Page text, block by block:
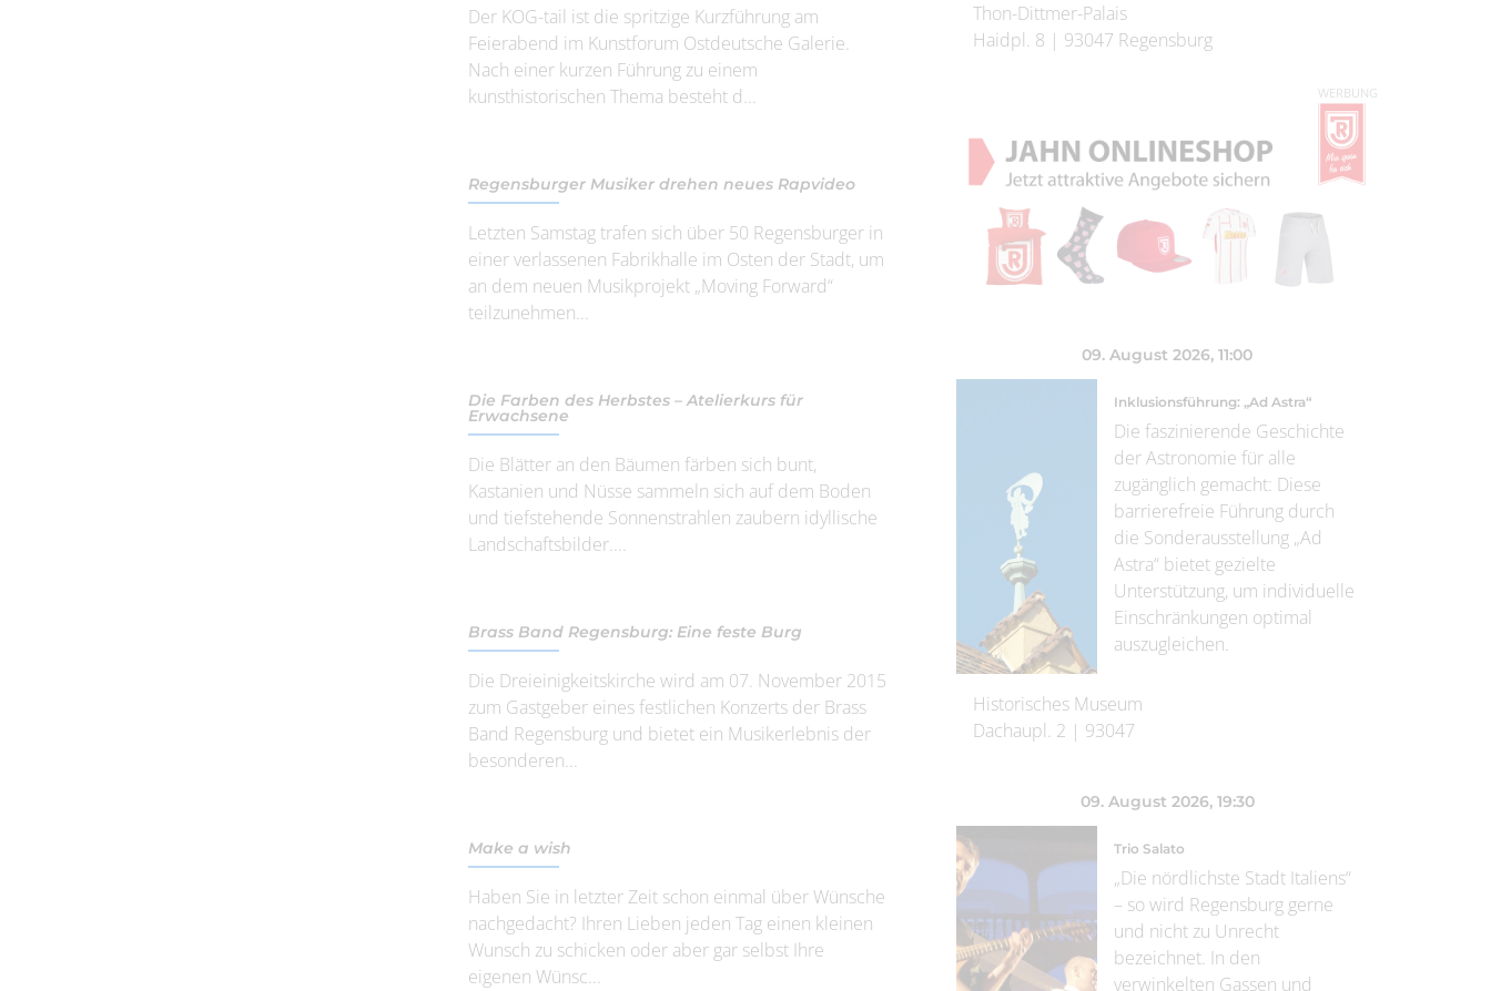
Der KOG-tail ist die spritzige Kurzführung am
Feierabend im Kunstforum Ostdeutsche Galerie.
Nach einer kurzen Führung zu einem
kunsthistorischen Thema besteht d...
Regensburger Musiker drehen neues Rapvideo
Letzten Samstag trafen sich über 50 Regensburger in
einer verlassenen Fabrikhalle im Osten der Stadt, um
an dem neuen Musikprojekt „Moving Forward“
teilzunehmen...
Die Farben des Herbstes – Atelierkurs für
Erwachsene
Die Blätter an den Bäumen färben sich bunt,
Kastanien und Nüsse sammeln sich auf dem Boden
und tiefstehende Sonnenstrahlen zaubern idyllische
Landschaftsbilder....
Brass Band Regensburg: Eine feste Burg
Die Dreieinigkeitskirche wird am 07. November 2015
zum Gastgeber eines festlichen Konzerts der Brass
Band Regensburg und bietet ein Musikerlebnis der
besonderen...
Make a wish
Haben Sie in letzter Zeit schon einmal über Wünsche
nachgedacht? Ihren Lieben jeden Tag einen kleinen
Wunsch zu schicken oder aber gar selbst Ihre
eigenen Wünsc...
Thon-Dittmer-Palais
Haidpl. 8 | 93047 Regensburg
WERBUNG
09. August 2026, 11:00
Inklusionsführung: „Ad Astra“
Die faszinierende Geschichte
der Astronomie für alle
zugänglich gemacht: Diese
barrierefreie Führung durch
die Sonderausstellung „Ad
Astra“ bietet gezielte
Unterstützung, um individuelle
Einschränkungen optimal
auszugleichen.
Historisches Museum
Dachaupl. 2 | 93047
09. August 2026, 19:30
Trio Salato
„Die nördlichste Stadt Italiens“
– so wird Regensburg gerne
und nicht zu Unrecht
bezeichnet. In den
verwinkelten Gassen und